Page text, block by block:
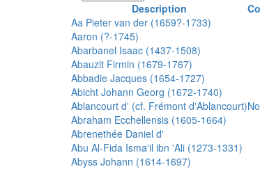
Description
Aa Pieter van der (1659?-1733)
Aaron (?-1745)
Abarbanel Isaac (1437-1508)
Abauzit Firmin (1679-1767)
Abbadie Jacques (1654-1727)
Abicht Johann Georg (1672-1740)
Ablancourt d' (cf. Frémont d'Ablancourt)
Abraham Ecchellensis (1605-1664)
Abrenethée Daniel d'
Abu Al-Fida Isma'il ibn 'Ali (1273-1331)
Abyss Johann (1614-1697)